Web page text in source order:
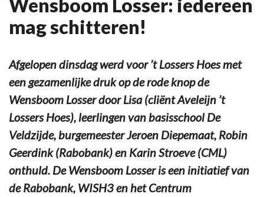
Wensboom Losser: iedereen
mag schitteren!
Afgelopen dinsdag werd voor ’t Lossers Hoes met
een gezamenlijke druk op de rode knop de
Wensboom Losser door Lisa (cliënt Aveleijn ’t
Lossers Hoes), leerlingen van basisschool De
Veldzijde, burgemeester Jeroen Diepemaat, Robin
Geerdink (Rabobank) en Karin Stroeve (CML)
onthuld. De Wensboom Losser is een initiatief van
de Rabobank, WISH3 en het Centrum